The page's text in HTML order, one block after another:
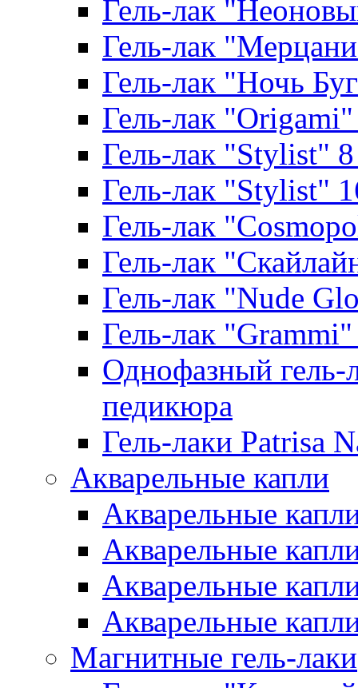
Гель-лак
Гель-лак
Гель-лак "Ночь
Гель-лак
Гель-лак "Stylist"
Гель-лак "Stylist"
Гель-лак
Гель-лак
Гель-лак "Nude
Гель-лак
Однофазный
педикюра
Гель-лаки Patrisa
Акварельные капли
Акварельные
Акварельные
Акварельные
Акварельные
Магнитные гель-лаки